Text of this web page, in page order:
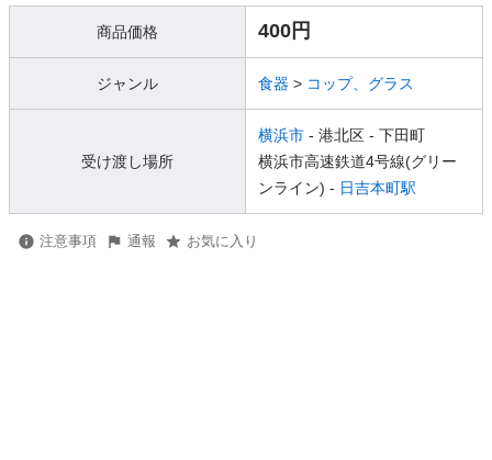
商品価格 400円
ジャンル 食器 > コップ、グラス
受け渡し場所
横浜市 - 港北区 - 下田町
横浜市高速鉄道4号線(グリー
ンライン) - 日吉本町駅
注意事項 通報 お気に入り